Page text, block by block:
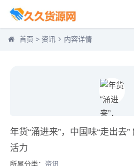
首页 > 资讯 内容详情
年货“涌进来”，中国味“走出去
活力
所属分类： 资讯